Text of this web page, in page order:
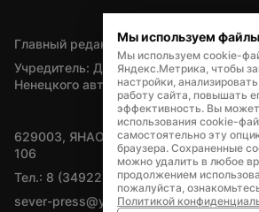
Главный редактор — А.Л. Поздеев
Учредитель: Департамент внутренней
Ненецкого автономного округа
629003, ЯНАО, Салехард, мкр. Богдана
106
Тел.: 8 (34922) 71262
sever-press@yamal-media.ru
Мы используем
Мы используем cookie-
Яндекс.Метрика, чтобы
настройки,
работу сайта, повышать
эффективность. Вы
использования cookie-
самостоятельно эту
браузера. Сохраненные
можно удалить в любое
продолжением
пожалуйста,
Политикой